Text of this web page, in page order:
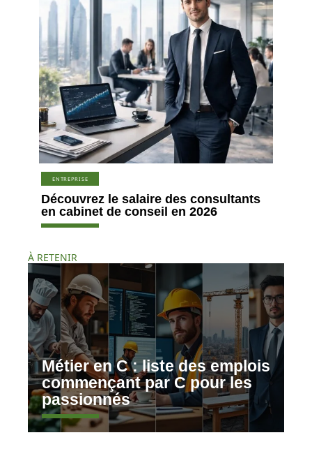
ENTREPRISE
Découvrez le salaire des consultants
en cabinet de conseil en 2026
À RETENIR
Métier en C : liste des emplois
commençant par C pour les
passionnés